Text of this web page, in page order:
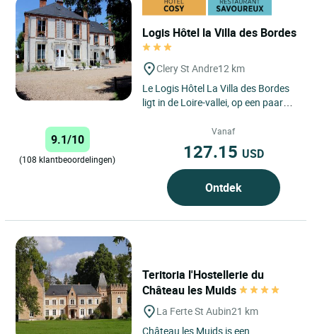
Logis Hôtel la Villa des Bordes
Clery St Andre12 km
Le Logis Hôtel La Villa des Bordes
ligt in de Loire-vallei, op een paar
9.1/10
(108 klantbeoordelingen)
Vanaf
127.15 USD
Ontdek
Teritoria l'Hostellerie du
Château les Muids
La Ferte St Aubin21 km
Château les Muids is een